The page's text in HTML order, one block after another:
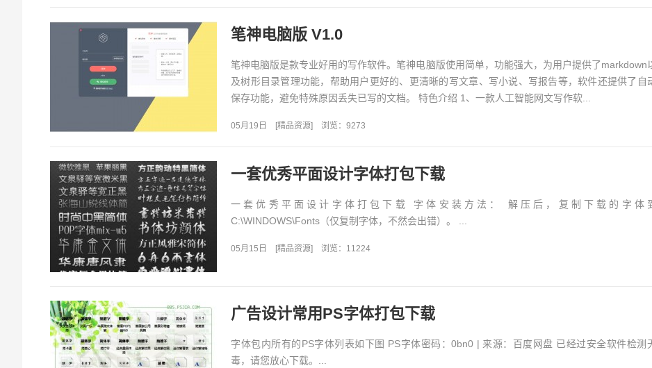
笔神电脑版 V1.0
笔神电脑版是款专业好用的写作软件。笔神电脑版使用简单，功能强大，为用户提供了markdown
及树形目录管理功能，帮助用户更好的、更清晰的写文章、写小说、写报告等，软件还提供了自
保存功能，避免特殊原因丢失已写的文档。 特色介绍 1、一款人工智能网文写作软...
05月19日 [精品资源] 浏览：9273
一套优秀平面设计字体打包下载
一套优秀平面设计字体打包下载 字体安装方法： 解压后，复制下载的字体
C:\WINDOWS\Fonts（仅复制字体，不然会出错）。 ...
05月15日 [精品资源] 浏览：11224
广告设计常用PS字体打包下载
字体包内所有的PS字体列表如下图 PS字体密码：0bn0 | 来源：百度网盘 已经过安全软件检测
毒，请您放心下载。...